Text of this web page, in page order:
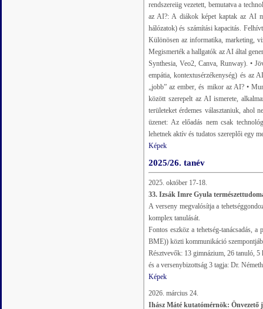
rendszereiig vezetett, bemutatva a
az AI?: A diákok képet kaptak az AI
hálózatok) és számítási kapacitás.
Különösen az informatika, marketing,
Megismerték a hallgatók az AI által
Synthesia, Veo2, Canva, Runway). •
empátia, kontextusérzékenység) és az
„jobb” az ember, és mikor az AI? •
között szerepelt az AI ismerete,
területeket érdemes választaniuk, ahol
üzenet: Az előadás nem csak
lehetnek aktív és tudatos szereplői egy
Képek
2025/26. tanév
2025. október 17-18.
33. Izsák Imre Gyula
A verseny megvalósítja a
komplex tanulását.
Fontos eszköz a tehetség-tanácsadás,
BME)) közti kommunikáció
Résztvevők: 13 gimnázium, 26 tanuló,
és a versenybizottság 3 tagja: Dr.
Képek
2026. március 24.
Ihász Máté kutatómérnök: Önvezető